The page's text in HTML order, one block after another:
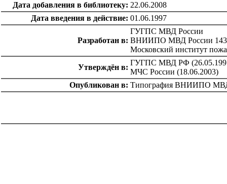
Дата добавления в библиотеку: 22.06.2008
Дата введения в действие: 01.06.1997
Разработан в:
ГУГПС МВД России
ВНИИПО МВД России
Московский институт
Утверждён в:
ГУГПС МВД РФ
МЧС России (18.06.2003)
Опубликован в: Типография ВНИИПО